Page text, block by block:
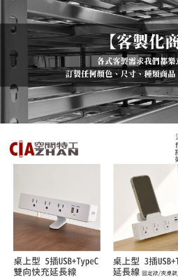
４．使用「AFTEE先享後付」時，將依據
時審查核予不同之上限額度；若仍有額度
請求用戶進行身份認證。
５．嚴禁一人註冊多個帳號或使用他人資
恩沛科技股份有限公司將有權停止該用戶